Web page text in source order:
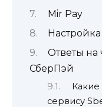
Mir Pay
Настройка
Ответы на
СберПэй
сервису